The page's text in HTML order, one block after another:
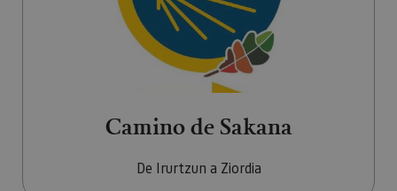
Camino de Sakana
De Irurtzun a Ziordia